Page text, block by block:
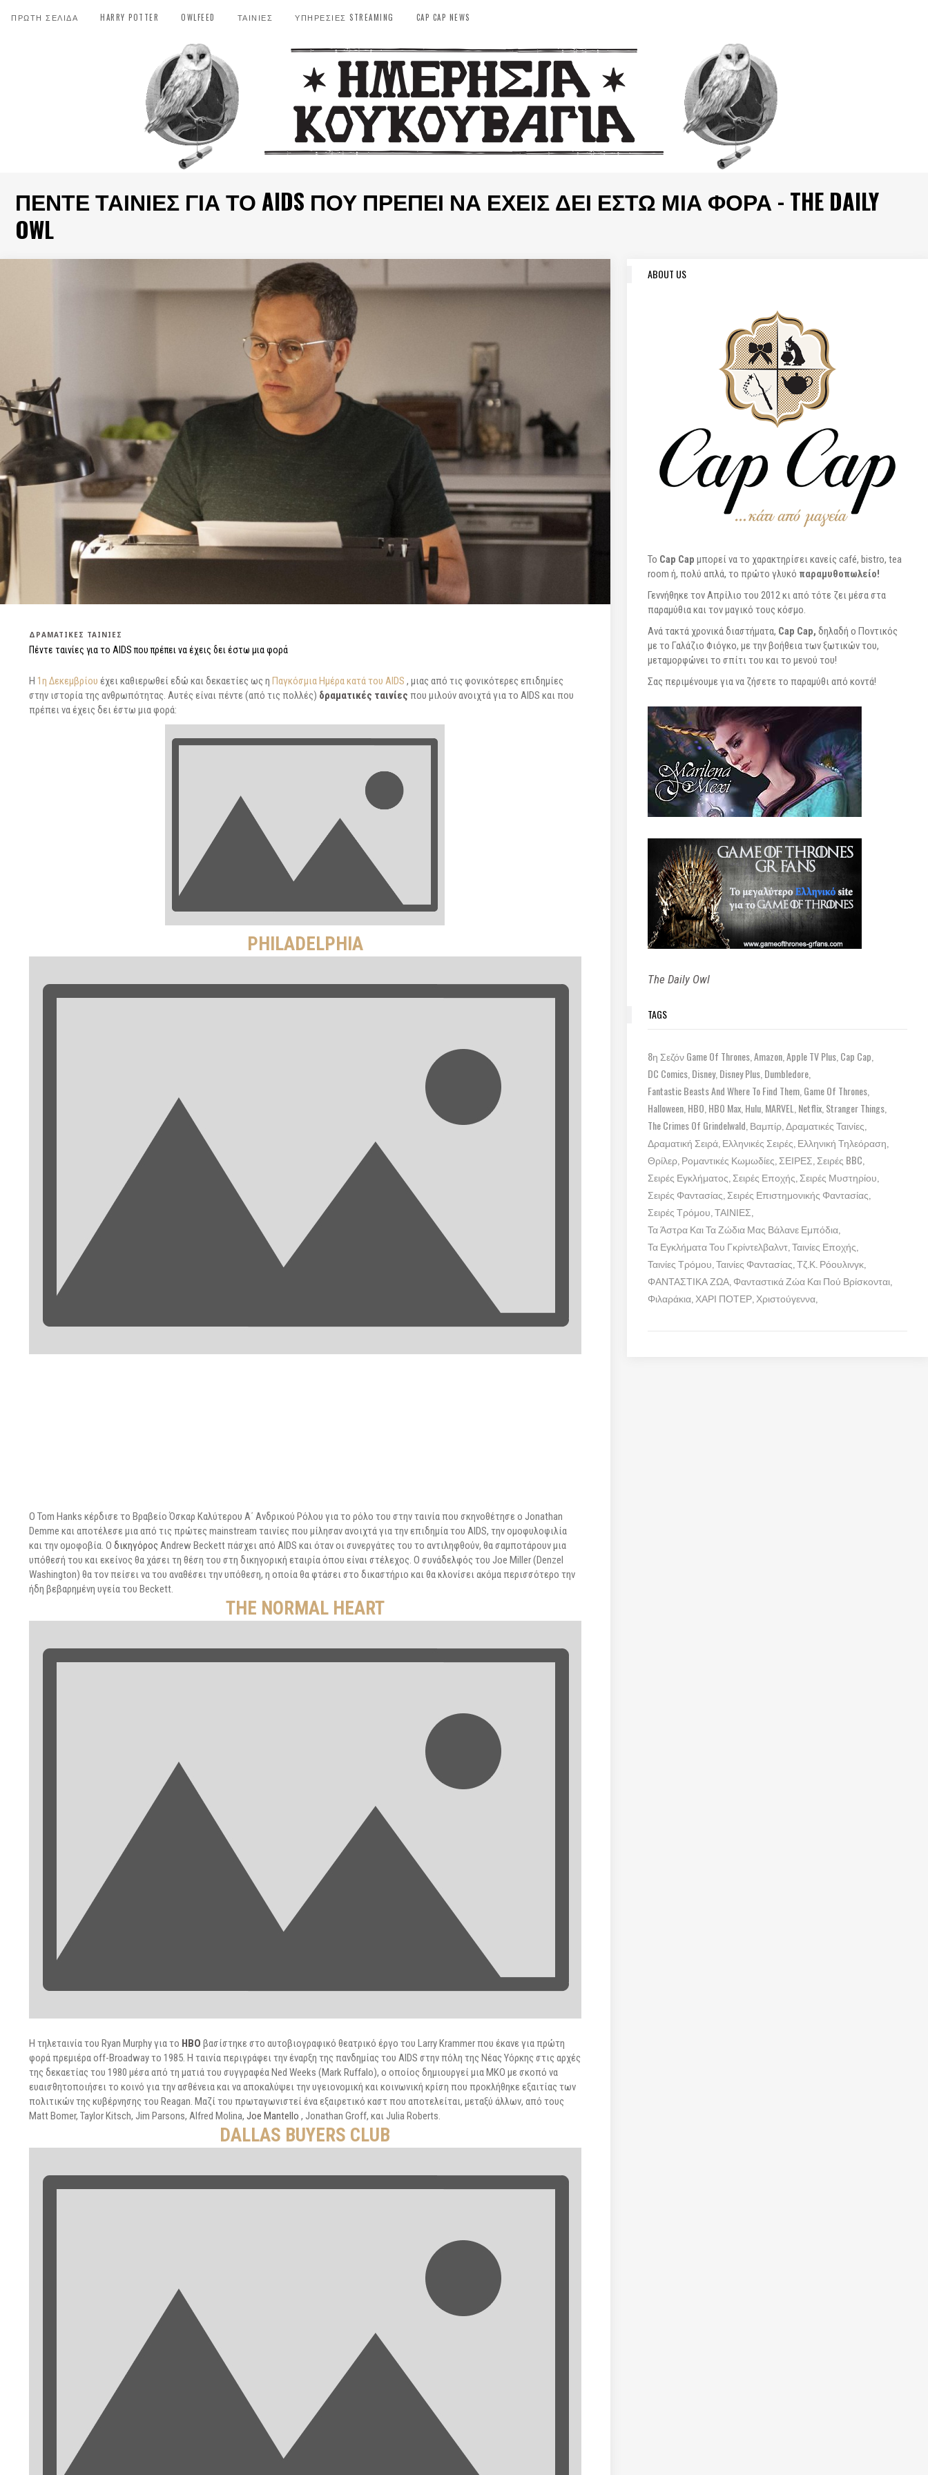
ΠΡΩΤΗ ΣΕΛΙΔΑ HARRY POTTER OWLFEED ΤΑΙΝΙΕΣ ΥΠΗΡΕΣΙΕΣ STREAMING CAP CAP NEWS
ΠΈΝΤΕ ΤΑΙΝΊΕΣ ΓΙΑ ΤΟ AIDS ΠΟΥ ΠΡΈΠΕΙ ΝΑ ΈΧΕΙΣ ΔΕΙ ΈΣΤΩ ΜΙΑ ΦΟΡΆ - THE DAILY
OWL
ΔΡΑΜΑΤΙΚΈΣ ΤΑΙΝΊΕΣ
Πέντε ταινίες για το AIDS που πρέπει να έχεις δει έστω μια φορά
Η 1η Δεκεμβρίου έχει καθιερωθεί εδώ και δεκαετίες ως η Παγκόσμια Ημέρα κατά του AIDS , μιας από τις φονικότερες επιδημίες
στην ιστορία της ανθρωπότητας. Αυτές είναι πέντε (από τις πολλές) δραματικές ταινίες που μιλούν ανοιχτά για το AIDS και που
πρέπει να έχεις δει έστω μια φορά:
PHILADELPHIA
O Tom Hanks κέρδισε το Βραβείο Όσκαρ Καλύτερου Α΄ Ανδρικού Ρόλου για το ρόλο του στην ταινία που σκηνοθέτησε ο Jonathan
Demme και αποτέλεσε μια από τις πρώτες mainstream ταινίες που μίλησαν ανοιχτά για την επιδημία του AIDS, την ομοφυλοφιλία
και την ομοφοβία. Ο δικηγόρος Andrew Beckett πάσχει από AIDS και όταν οι συνεργάτες του το αντιληφθούν, θα σαμποτάρουν μια
υπόθεσή του και εκείνος θα χάσει τη θέση του στη δικηγορική εταιρία όπου είναι στέλεχος. Ο συνάδελφός του Joe Miller (Denzel
Washington) θα τον πείσει να του αναθέσει την υπόθεση, η οποία θα φτάσει στο δικαστήριο και θα κλονίσει ακόμα περισσότερο την
ήδη βεβαρημένη υγεία του Beckett.
THE NORMAL HEART
Η τηλεταινία του Ryan Murphy για το HBO βασίστηκε στο αυτοβιογραφικό θεατρικό έργο του Larry Krammer που έκανε για πρώτη
φορά πρεμιέρα off-Broadway το 1985. Η ταινία περιγράφει την έναρξη της πανδημίας του AIDS στην πόλη της Νέας Υόρκης στις αρχές
της δεκαετίας του 1980 μέσα από τη ματιά του συγγραφέα Ned Weeks (Mark Ruffalo), ο οποίος δημιουργεί μια ΜΚΟ με σκοπό να
ευαισθητοποιήσει το κοινό για την ασθένεια και να αποκαλύψει την υγειονομική και κοινωνική κρίση που προκλήθηκε εξαιτίας των
πολιτικών της κυβέρνησης του Reagan. Μαζί του πρωταγωνιστεί ένα εξαιρετικό καστ που αποτελείται, μεταξύ άλλων, από τους
Matt Bomer, Taylor Kitsch, Jim Parsons, Alfred Molina, Joe Mantello , Jonathan Groff, και Julia Roberts.
DALLAS BUYERS CLUB
ABOUT US
To Cap Cap μπορεί να το χαρακτηρίσει κανείς café, bistro, tea
room ή, πολύ απλά, το πρώτο γλυκό παραμυθοπωλείο!
Γεννήθηκε τον Απρίλιο του 2012 κι από τότε ζει μέσα στα
παραμύθια και τον μαγικό τους κόσμο.
Ανά τακτά χρονικά διαστήματα, Cap Cap, δηλαδή ο Ποντικός
με το Γαλάζιο Φιόγκο, με την βοήθεια των ξωτικών του,
μεταμορφώνει το σπίτι του και το μενού του!
Σας περιμένουμε για να ζήσετε το παραμύθι από κοντά!
The Daily Owl
TAGS
8η Σεζόν Game Of Thrones Amazon Apple TV Plus Cap Cap
DC Comics Disney Disney Plus Dumbledore
Fantastic Beasts And Where To Find Them Game Of Thrones
Halloween HBO HBO Max Hulu MARVEL Netflix Stranger Things
The Crimes Of Grindelwald Βαμπίρ Δραματικές Ταινίες
Δραματική Σειρά Ελληνικές Σειρές Ελληνική Τηλεόραση
Θρίλερ Ρομαντικές Κωμωδίες ΣΕΙΡΕΣ Σειρές BBC
Σειρές Εγκλήματος Σειρές Εποχής Σειρές Μυστηρίου
Σειρές Φαντασίας Σειρές Επιστημονικής Φαντασίας
Σειρές Τρόμου ΤΑΙΝΙΕΣ
Τα Άστρα Και Τα Ζώδια Μας Βάλανε Εμπόδια
Τα Εγκλήματα Του Γκρίντελβαλντ Ταινίες Εποχής
Ταινίες Τρόμου Ταινίες Φαντασίας Τζ.Κ. Ρόουλινγκ
ΦΑΝΤΑΣΤΙΚΑ ΖΩΑ Φανταστικά Ζώα Και Πού Βρίσκονται
Φιλαράκια ΧΑΡΙ ΠΟΤΕΡ Χριστούγεννα